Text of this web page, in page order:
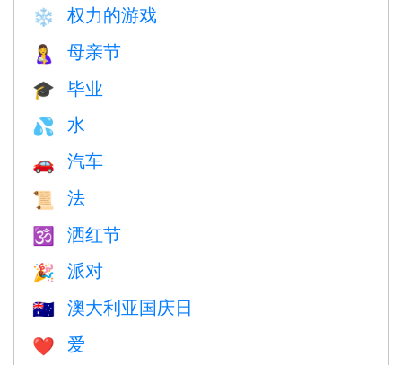
❄️ 权力的游戏
🤱 母亲节
🎓 毕业
💦 水
🚗 汽车
📜 法
🕉 洒红节
🎉 派对
🇦🇺 澳大利亚国庆日
❤️️ 爱